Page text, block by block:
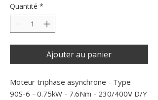
Quantité *
Ajouter au panier
Moteur triphase asynchrone - Type
90S-6 - 0.75kW - 7.6Nm - 230/400V D/Y